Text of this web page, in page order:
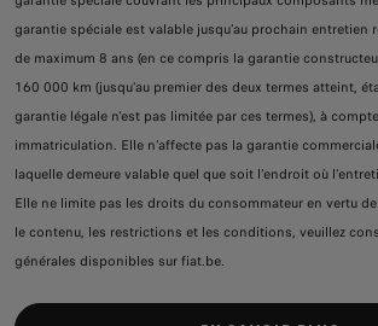
garantie spéciale est valable jusqu’au prochain entretien
de maximum 8 ans (en ce compris la garantie
160 000 km (jusqu’au premier des deux termes atteint,
garantie légale n'est pas limitée par ces termes), à
immatriculation. Elle n’affecte pas la garantie
laquelle demeure valable quel que soit l’endroit où
Elle ne limite pas les droits du consommateur en vertu
le contenu, les restrictions et les conditions, veuillez
générales disponibles sur fiat.be.